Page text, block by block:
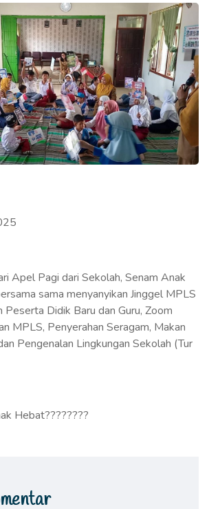
Apel Pagi dari Sekolah, Senam Anak
sama menyanyikan Jinggel MPLS
Peserta Didik Baru dan Guru, Zoom
MPLS, Penyerahan Seragam, Makan
Pengenalan Lingkungan Sekolah (Tur
Hebat????????